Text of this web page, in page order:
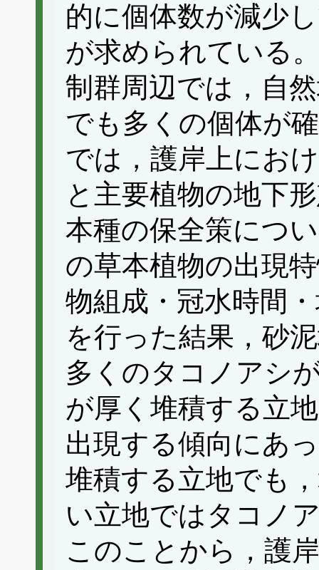
的に個体数が減少
が求められている
制群周辺では，自
でも多くの個体が
では，護岸上にお
と主要植物の地下
本種の保全策につ
の草本植物の出現
物組成・冠水時間
を行った結果，砂
多くのタコノアシ
が厚く堆積する立
出現する傾向にあ
堆積する立地でも
い立地ではタコノ
このことから，護